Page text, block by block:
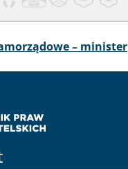
– minister